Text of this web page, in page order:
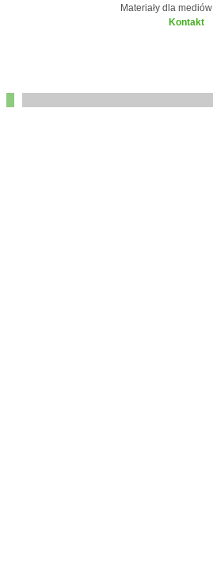
Materiały dla mediów
Kontakt